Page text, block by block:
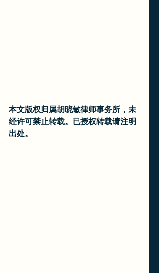
本文版权归属胡晓敏律师事务所，未
经许可禁止转载。已授权转载请注明
出处。